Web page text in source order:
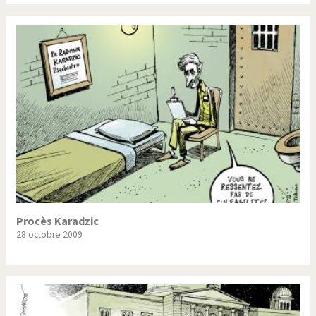
Souvenir de Fukushima Terrorisme
Trump II Un monde de foot
Vous avez dit "Islam"?
Procès Karadzic
28 octobre 2009